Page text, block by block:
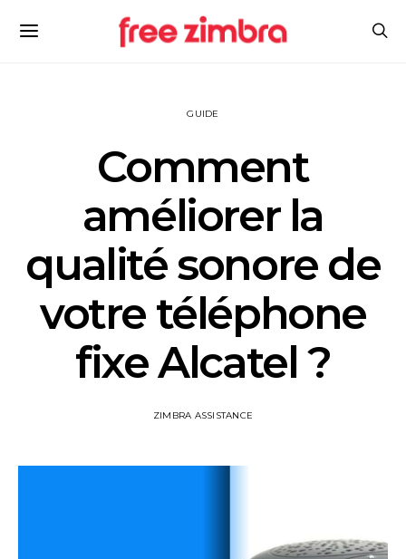
GUIDE
Comment
améliorer la
qualité sonore de
votre téléphone
fixe Alcatel ?
ZIMBRA ASSISTANCE